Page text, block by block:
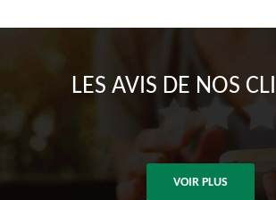
LES AVIS DE NOS
VOIR PLUS